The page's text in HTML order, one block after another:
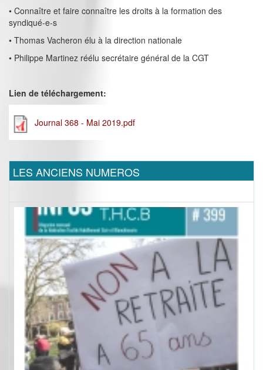
• Connaître et faire connaître les droits à la formation des
syndiqué-e-s
• Thomas Vacheron élu à la direction nationale
• Philippe Martinez réélu secrétaire général de la CGT
Lien de téléchargement:
Journal 368 - Mai 2019.pdf
LES ANCIENS NUMEROS